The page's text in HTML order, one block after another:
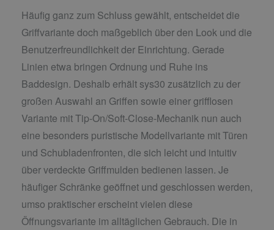
Häufig ganz zum Schluss gewählt, entscheidet die
Griffvariante doch maßgeblich über den Look und die
Benutzerfreundlichkeit der Einrichtung. Gerade
Linien etwa bringen Ordnung und Ruhe ins
Baddesign. Deshalb erhält sys30 zusätzlich zu der
großen Auswahl an Griffen sowie einer grifflosen
Variante mit Tip-On/Soft-Close-Mechanik nun auch
eine besonders puristische Modellvariante mit Türen
und Schubladenfronten, die sich leicht und intuitiv
über verdeckte Griffmulden bedienen lassen. Je
häufiger Schränke geöffnet und geschlossen werden,
umso praktischer erscheint vielen diese
Öffnungsvariante im alltäglichen Gebrauch. Die in